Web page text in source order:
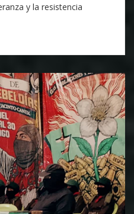
y la resistencia